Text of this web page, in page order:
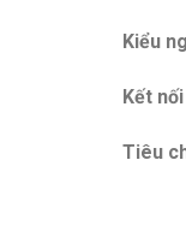
Kiểu
Kết nối
Tiêu